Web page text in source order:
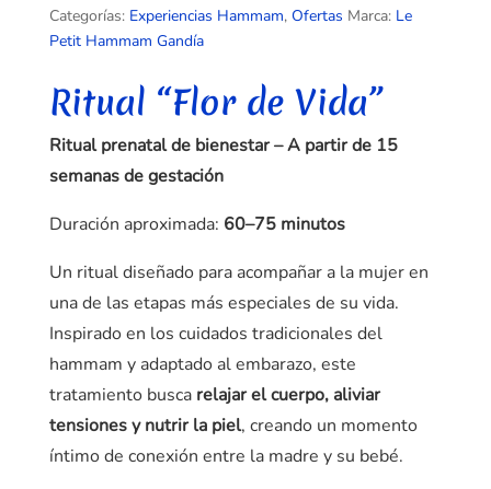
Categorías: Experiencias Hammam, Ofertas Marca: Le
Petit Hammam Gandía
Ritual “Flor de Vida”
Ritual prenatal de bienestar – A partir de 15
semanas de gestación
Duración aproximada: 60–75 minutos
Un ritual diseñado para acompañar a la mujer en
una de las etapas más especiales de su vida.
Inspirado en los cuidados tradicionales del
hammam y adaptado al embarazo, este
tratamiento busca relajar el cuerpo, aliviar
tensiones y nutrir la piel, creando un momento
íntimo de conexión entre la madre y su bebé.